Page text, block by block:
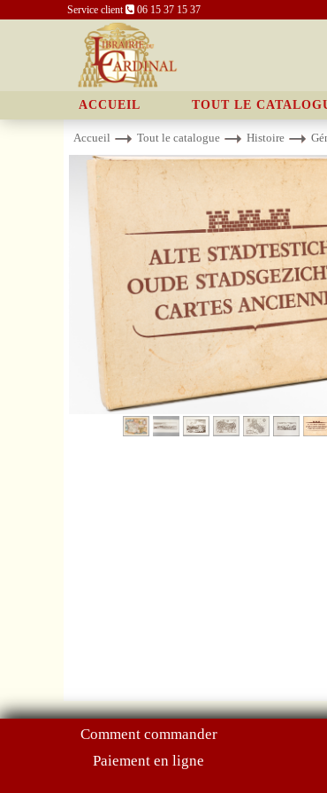
Service client 06 15 37 15 37
ACCUEIL TOUT LE
Accueil Tout le catalogue Histoire
Comment commander
Paiement en ligne